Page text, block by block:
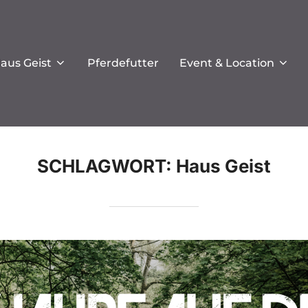
Geist Pferdefutter Event & Location
SCHLAGWORT: Haus Geist